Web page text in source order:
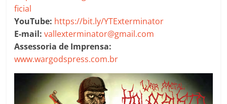
ficial
YouTube: https://bit.ly/YTExterminator
E-mail:vallexterminator@gmail.com
Assessoria de Imprensa:
www.wargodspress.com.br